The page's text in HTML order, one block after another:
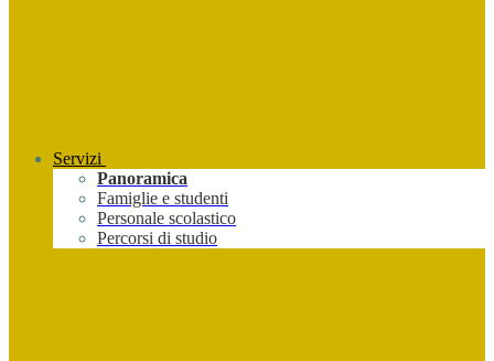
Servizi
Panoramica
Famiglie e studenti
Personale scolastico
Percorsi di studio